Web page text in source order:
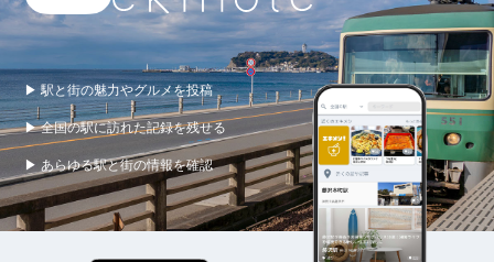
▶ 駅と街の魅力やグルメを投稿
▶ 全国の駅に訪れた記録を残せる
▶ あらゆる駅と街の情報を確認